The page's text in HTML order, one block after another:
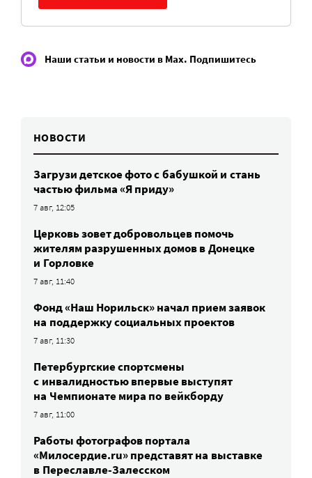
Наши статьи и новости в Max. Подпишитесь
НОВОСТИ
Загрузи детское фото с бабушкой и стань
частью фильма «Я приду»
7 авг, 12:05
Церковь зовет добровольцев помочь
жителям разрушенных домов в Донецке
и Горловке
7 авг, 11:40
Фонд «Наш Норильск» начал прием заявок
на поддержку социальных проектов
7 авг, 11:30
Петербургские спортсмены
c инвалидностью впервые выступят
на Чемпионате мира по вейкборду
7 авг, 11:00
Работы фотографов портала
«Милосердие.ru» представят на выставке
в Переславле-Залесском